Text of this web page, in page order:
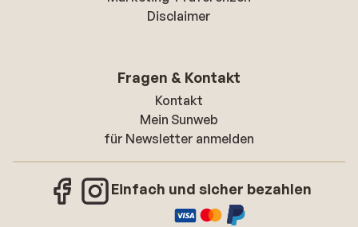
Disclaimer
Fragen & Kontakt
Kontakt
Mein Sunweb
für Newsletter anmelden
Einfach und sicher bezahlen